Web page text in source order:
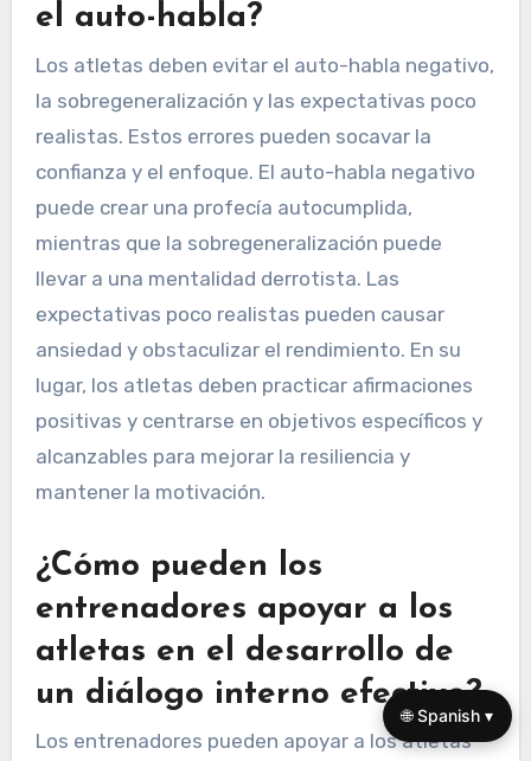
el auto-habla?
Los atletas deben evitar el auto-habla negativo,
la sobregeneralización y las expectativas poco
realistas. Estos errores pueden socavar la
confianza y el enfoque. El auto-habla negativo
puede crear una profecía autocumplida,
mientras que la sobregeneralización puede
llevar a una mentalidad derrotista. Las
expectativas poco realistas pueden causar
ansiedad y obstaculizar el rendimiento. En su
lugar, los atletas deben practicar afirmaciones
positivas y centrarse en objetivos específicos y
alcanzables para mejorar la resiliencia y
mantener la motivación.
¿Cómo pueden los
entrenadores apoyar a los
atletas en el desarrollo de
un diálogo interno efectivo?
Los entrenadores pueden apoyar a los atletas
🌐 Spanish ▾